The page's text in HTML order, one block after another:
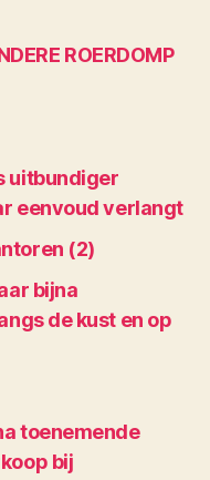
ROERDOMP
uitbundiger
eenvoud verlangt
(2)
bijna
de kust en op
toenemende
bij